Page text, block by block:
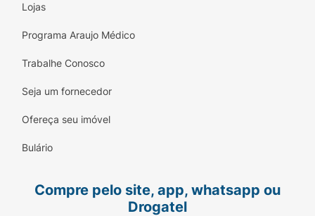
Lojas
Programa Araujo Médico
Trabalhe Conosco
Seja um fornecedor
Ofereça seu imóvel
Bulário
Compre pelo site, app, whatsapp ou
Drogatel